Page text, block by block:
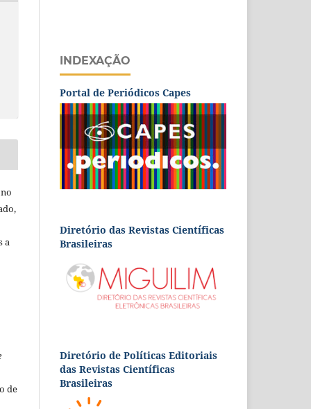
a
de
INDEXAÇÃO
Portal de Periódicos Capes
Diretório das Revistas Científicas
Brasileiras
Diretório de Políticas Editoriais
das Revistas Científicas
Brasileiras